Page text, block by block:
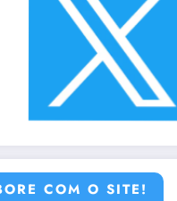
COM O SITE!